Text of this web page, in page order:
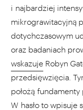
i najbardziej
mikrograwitacyjną
dotychczasowym
oraz badaniach
wskazuje Robyn
przedsięwzięcia.
położą fundamenty
W hasło to wpisuje